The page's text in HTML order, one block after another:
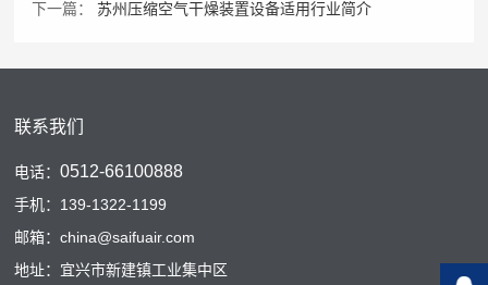
下一篇：
苏州压缩空气干燥装置设备适用行业简介
联系我们
电话：0512-66100888
手机：139-1322-1199
邮箱：china@saifuair.com
地址：宜兴市新建镇工业集中区